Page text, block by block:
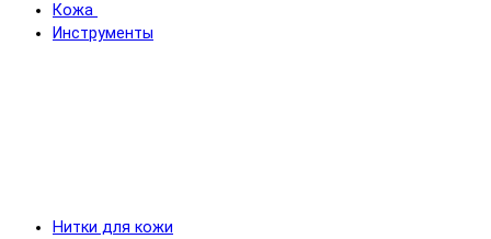
Кожа
Инструменты
Нитки для кожи